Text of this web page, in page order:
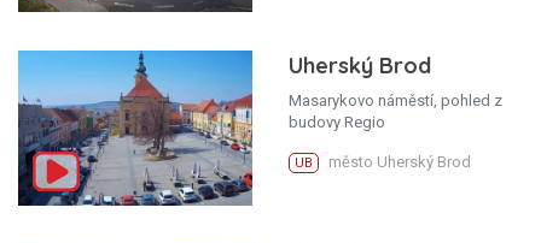
Uherský Brod
Masarykovo náměstí, pohled z
budovy Regio
UB město Uherský Brod